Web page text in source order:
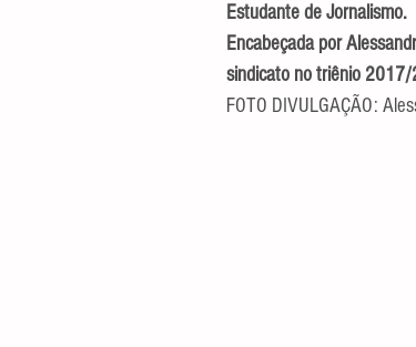
Estudante de Jornalismo.
Encabeçada por
sindicato no triênio
FOTO DIVULGAÇÃO: